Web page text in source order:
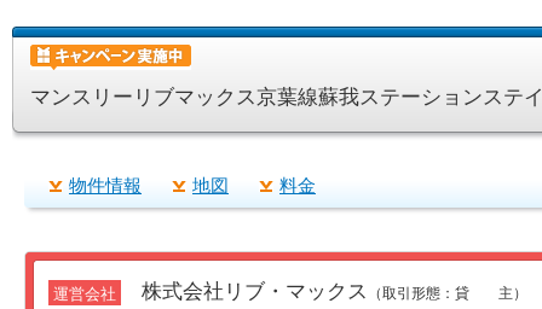
マンスリーリブマックス京葉線蘇我ステーションス
物件情報 地図 料金
運営会社 株式会社リブ・マックス
（取引形態：貸 主）